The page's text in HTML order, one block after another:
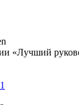
«Лучший